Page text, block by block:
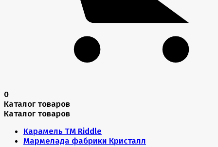
0
Каталог товаров
Каталог товаров
Карамель ТМ Riddle
Мармелада фабрики Кристалл